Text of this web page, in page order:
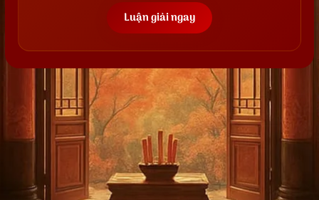
Luận giải ngay